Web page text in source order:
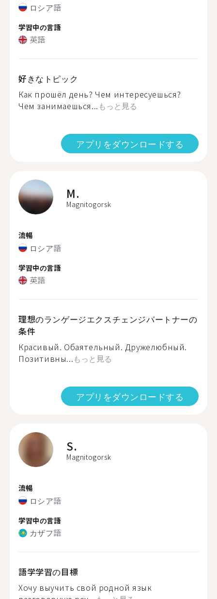
ロシア語
学習中の言語
英語
好きなトピック
Как прошёл день? Чем интересуешься?
Чем занимаешься... もっと見る
アプリをダウンロードする
M.
Magnitogorsk
流暢
ロシア語
学習中の言語
英語
理想のランゲージエクスチェンジパートナーの
条件
Красивый. Обаятельный. Дружелюбный.
Позитивны...もっと見る
アプリをダウンロードする
S.
Magnitogorsk
流暢
ロシア語
学習中の言語
カザフ語
語学学習の目標
Хочу выучить свой родной язык